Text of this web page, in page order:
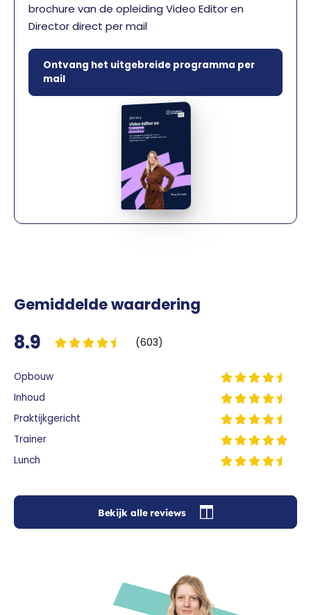
brochure van de opleiding Video Editor en
Director direct per mail
Ontvang het uitgebreide programma per
mail
Gemiddelde waardering
8.9 (603)
Opbouw
Inhoud
Praktijkgericht
Trainer
Lunch
Bekijk alle reviews